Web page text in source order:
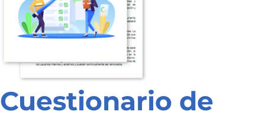
Cuestionario de